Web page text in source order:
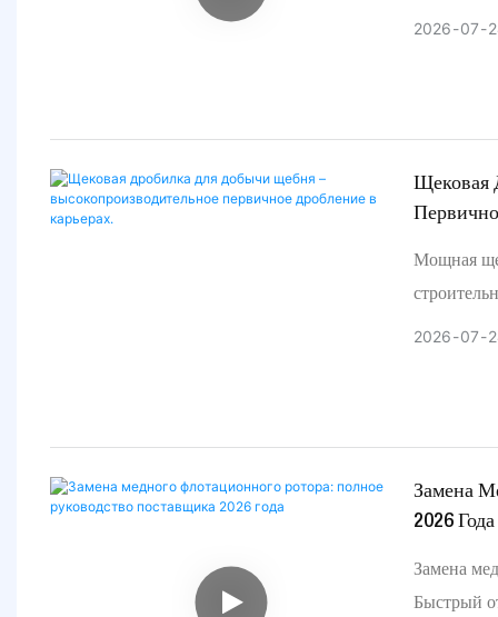
работ.
2026 07
Щековая
Мощная
2026 07
Замена
2026 Года
Замена
Быстрый